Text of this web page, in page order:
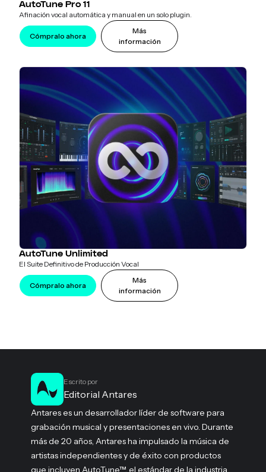
AutoTune Pro 11
Afinación vocal automática y manual en un solo plugin.
Cómpralo ahora
Más
información
AutoTune Unlimited
El Suite Definitivo de Producción Vocal
Cómpralo ahora
Más
información
Escrito por
Editorial Antares
Antares es un desarrollador líder de software para
grabación musical y presentaciones en vivo. Durante
más de 20 años, Antares ha impulsado la música de
artistas independientes y de éxito con productos
que incluyen AutoTune™, el estándar de la industria